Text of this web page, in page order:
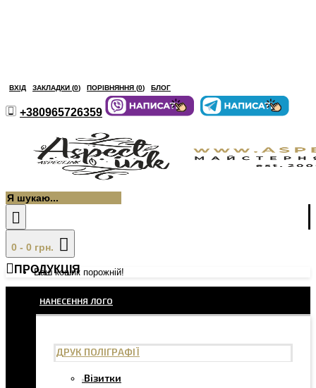
ВХІД ЗАКЛАДКИ (0) ПОРІВНЯННЯ (0) БЛОГ
+380965726359
0 - 0 грн.
Ваш кошик порожній!
ПРОДУКЦІЯ
НАНЕСЕННЯ ЛОГО
ДРУК ПОЛІГРАФІЇ
Візитки